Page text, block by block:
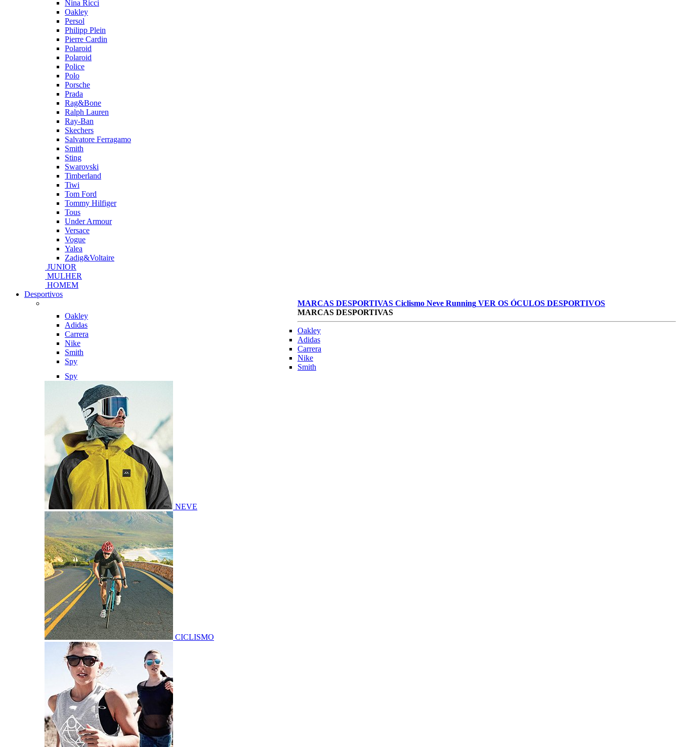
Nina Ricci
Oakley
Persol
Philipp Plein
Pierre Cardin
Polaroid
Polaroid
Police
Polo
Porsche
Prada
Rag&Bone
Ralph Lauren
Ray-Ban
Skechers
Salvatore Ferragamo
Smith
Sting
Swarovski
Timberland
Tiwi
Tom Ford
Tommy Hilfiger
Tous
Under Armour
Versace
Vogue
Yalea
Zadig&Voltaire
JUNIOR
MULHER
HOMEM
Desportivos
MARCAS DESPORTIVAS
Oakley
Adidas
Carrera
Nike
Smith
Spy
Ciclismo Neve Running VER OS ÓCULOS DESPORTIVOS
MARCAS DESPORTIVAS
Oakley
Adidas
Carrera
Nike
Smith
Spy
NEVE
CICLISMO